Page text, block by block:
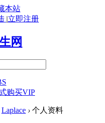
本站
|立即注册
购买VIP
Laplace › 个人资料